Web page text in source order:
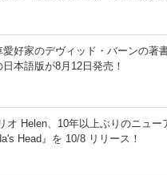
愛好家のデヴィッド・バーンの著
本語版が8月12日発売！
オ Helen、10年以上ぶりのニュー
Head』を 10/8 リリース！